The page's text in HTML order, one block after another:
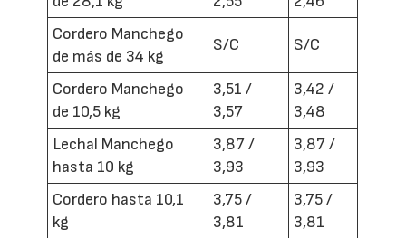
Cordero Manchego
de más de 34 kg
S/C S/C
Cordero Manchego
de 10,5 kg
3,51 /
3,57
3,42 /
3,48
Lechal Manchego
hasta 10 kg
3,87 /
3,93
3,87 /
3,93
Cordero hasta 10,1
kg
3,75 /
3,81
3,75 /
3,81